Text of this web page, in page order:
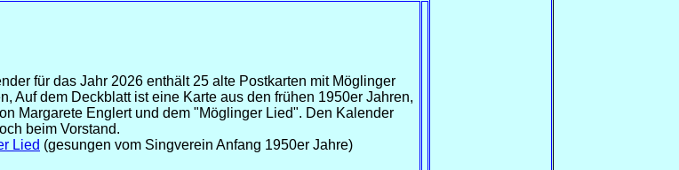
für das Jahr 2026 enthält 25 alte Postkarten mit Möglinger
Auf dem Deckblatt ist eine Karte aus den frühen 1950er Jahren,
Margarete Englert und dem "Möglinger Lied". Den Kalender
beim Vorstand.
Lied (gesungen vom Singverein Anfang 1950er Jahre)